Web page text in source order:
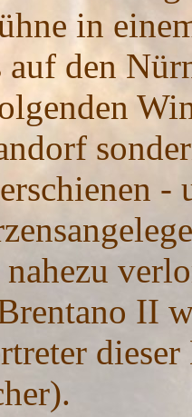
in
den
-
nahezu
II